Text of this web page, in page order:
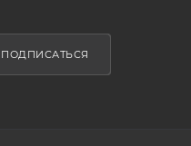
ПОДПИСАТЬСЯ